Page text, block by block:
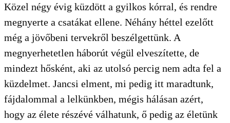
Közel négy évig küzdött a gyilkos kórral, és rendre
megnyerte a csatákat ellene. Néhány héttel ezelőtt
még a jövőbeni tervekről beszélgettünk. A
megnyerhetetlen háborút végül elveszítette, de
mindezt hősként, aki az utolsó percig nem adta fel a
küzdelmet. Jancsi elment, mi pedig itt maradtunk,
fájdalommal a lelkünkben, mégis hálásan azért,
hogy az élete részévé válhatunk, ő pedig az életünk